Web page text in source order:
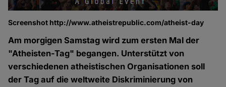
Screenshot http://www.atheistrepublic.com/atheist-day
Am morgigen Samstag wird zum ersten Mal der
"Atheisten-Tag" begangen. Unterstützt von
verschiedenen atheistischen Organisationen soll
der Tag auf die weltweite Diskriminierung von